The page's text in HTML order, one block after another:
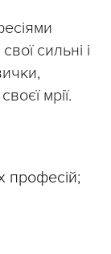
сильні і
мрії.
професій;